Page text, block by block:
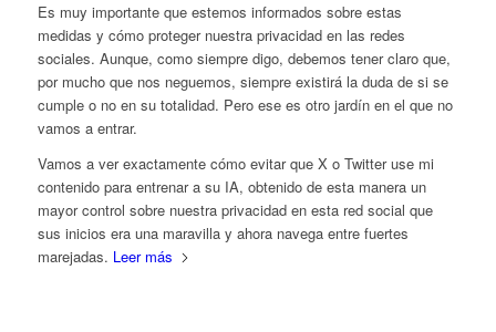
Es muy importante que estemos informados sobre estas
medidas y cómo proteger nuestra privacidad en las redes
sociales. Aunque, como siempre digo, debemos tener claro que,
por mucho que nos neguemos, siempre existirá la duda de si se
cumple o no en su totalidad. Pero ese es otro jardín en el que no
vamos a entrar.
Vamos a ver exactamente cómo evitar que X o Twitter use mi
contenido para entrenar a su IA, obtenido de esta manera un
mayor control sobre nuestra privacidad en esta red social que
sus inicios era una maravilla y ahora navega entre fuertes
marejadas. Leer más